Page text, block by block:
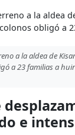
a la aldea de
a 23 familias a
e